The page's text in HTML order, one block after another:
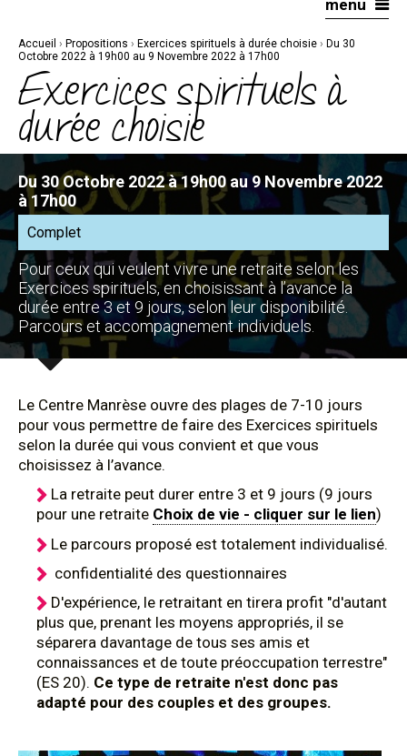
navigation
menu
Accueil › Propositions › Exercices spirituels à durée choisie › Du 30
Octobre 2022 à 19h00 au 9 Novembre 2022 à 17h00
Exercices spirituels à
durée choisie
Du 30 Octobre 2022 à 19h00 au 9 Novembre 2022
à 17h00
Complet
Pour ceux qui veulent vivre une retraite selon les
Exercices spirituels, en choisissant à l’avance la
durée entre 3 et 9 jours, selon leur disponibilité.
Parcours et accompagnement individuels.
Le Centre Manrèse ouvre des plages de 7-10 jours
pour vous permettre de faire des Exercices spirituels
selon la durée qui vous convient et que vous
choisissez à l’avance.
La retraite peut durer entre 3 et 9 jours (9 jours
pour une retraite Choix de vie - cliquer sur le lien)
Le parcours proposé est totalement individualisé.
confidentialité des questionnaires
D'expérience, le retraitant en tirera profit "d'autant
plus que, prenant les moyens appropriés, il se
séparera davantage de tous ses amis et
connaissances et de toute préoccupation terrestre"
(ES 20). Ce type de retraite n'est donc pas
adapté pour des couples et des groupes.